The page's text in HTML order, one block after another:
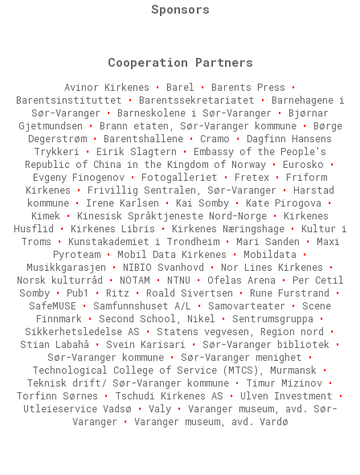
Sponsors
Cooperation Partners
Avinor Kirkenes • Barel • Barents Press
•
Barentsinstituttet
• Barentssekretariatet • Barnehagene i
Sør-Varanger
• Barneskolene i Sør-Varanger •
Bjørnar
Gjetmundsen
• Brann etaten, Sør-Varanger kommune • Børge
Degerstrøm • Barentshallene • Cramo •
Dagfinn Hansens
Trykkeri
• Eirik Slagtern •
Embassy of the People's
Republic of China in the Kingdom of Norway • Eurosko
•
Evgeny Finogenov • Fotogalleriet • Fretex •
Friform
Kirkenes
• Frivillig Sentralen, Sør-Varanger •
Harstad
kommune • Irene Karlsen • Kai Somby • Kate Pirogova
•
Kimek
• Kinesisk Språktjeneste Nord-Norge •
Kirkenes
Husflid
• Kirkenes Libris • Kirkenes Næringshage • Kultur i
Troms
• Kunstakademiet i Trondheim • Mari Sanden • Maxi
Pyroteam • Mobil Data Kirkenes • Mobildata
•
Musikkgarasjen
• NIBIO Svanhovd • Nor Lines Kirkenes
•
Norsk kulturråd
• NOTAM • NTNU • Ofelas Arena • Per Cetil
Somby • Pub1 • Ritz • Roald Sivertsen • Rune Furstrand
•
SafeMUSE
• Samfunnshuset A/L • Samovarteater • Scene
Finnmark
• Second School, Nikel • Sentrumsgruppa
•
Sikkerhetsledelse AS
• Statens vegvesen, Region nord
•
Stian Labahå
• Svein Karisari • Sør-Varanger bibliotek
•
Sør-Varanger kommune • Sør-Varanger menighet
•
Technological College of Service (MTCS), Murmansk
•
Teknisk drift/ Sør-Varanger kommune • Timur Mizinov •
Torfinn Sørnes
• Tschudi Kirkenes AS • Ulven Investment
•
Utleieservice Vadsø
• Valy • Varanger museum, avd. Sør-
Varanger
• Varanger museum, avd. Vardø